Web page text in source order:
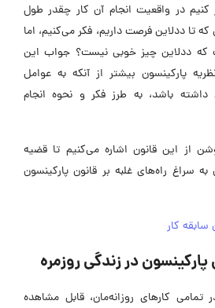
در واقعیت انجام آن کار چقدر طول
تا ددلاین فرصت داریم، فکر می‌کنیم، اما
که ددلاین چیز خوبی نیست؟ جواب این
پارکینسون بیشتر از آنکه به عوامل
داشته باشد، به طرز فکر و نحوه انجام
از این قانون اشاره می‌کنیم تا قضیه
سراغ راه‌های غلبه بر قانون پارکینسون
کار
در زندگی روزمره
تمامی کارهای روزانه‌مان، قابل مشاهده